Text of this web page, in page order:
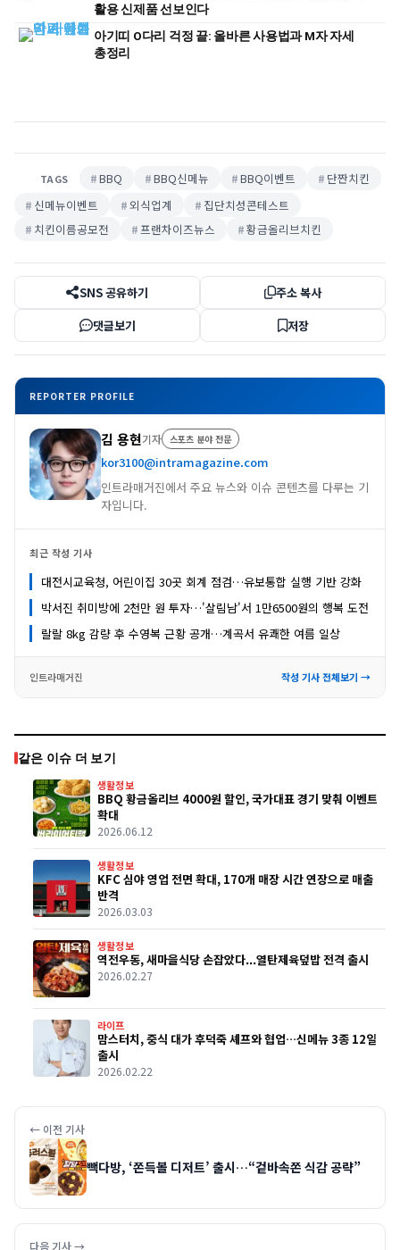
활용 신제품 선보인다
아기띠 O다리 걱정 끝: 올바른 사용법과 M자 자세
총정리
TAGS BBQ BBQ신메뉴 BBQ이벤트
단짠치킨
신메뉴이벤트
외식업계
집단치성콘테스트
치킨이름공모전
프랜차이즈뉴스 황금올리브치킨
SNS 공유하기
주소 복사
댓글보기
저장
REPORTER PROFILE
김 용현기자 스포츠 분야 전문
kor3100@intramagazine.com
인트라매거진에서 주요 뉴스와 이슈 콘텐츠를 다루는 기
자입니다.
최근 작성 기사
대전시교육청, 어린이집 30곳 회계 점검…유보통합 실행 기반 강화
박서진 취미방에 2천만 원 투자…'살림남'서 1만6500원의 행복 도전
랄랄 8kg 감량 후 수영복 근황 공개…계곡서 유쾌한 여름 일상
인트라매거진 작성 기사 전체보기 →
같은 이슈 더 보기
생활정보
BBQ 황금올리브 4000원 할인, 국가대표 경기 맞춰 이벤트
확대
2026.06.12
생활정보
KFC 심야 영업 전면 확대, 170개 매장 시간 연장으로 매출
반격
2026.03.03
생활정보
역전우동, 새마을식당 손잡았다...열탄제육덮밥 전격 출시
2026.02.27
라이프
맘스터치, 중식 대가 후덕죽 셰프와 협업…신메뉴 3종 12일
출시
2026.02.22
← 이전 기사
빽다방, ‘쫀득볼 디저트’ 출시…“겉바속쫀 식감 공략”
다음 기사 →